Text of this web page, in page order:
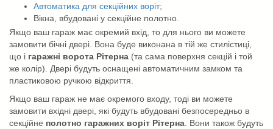
Автоматика для секційних воріт;
Вікна, вбудовані у секційне полотно.
Якщо ваш гараж має окремий вхід, то для нього ви можете
замовити бічні двері. Вона буде виконана в тій же стилістиці,
що і гаражні ворота Рітерна (та сама поверхня секцій і той
же колір). Двері будуть оснащені автоматичним замком та
пластиковою ручкою відкриття.
Якщо ваш гараж не має окремого входу, тоді ви можете
замовити вхідні двері, які будуть вбудовані безпосередньо в
секційне полотно гаражних воріт Рітерна . Вони також будуть